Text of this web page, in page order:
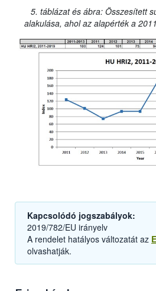
5. táblázat és ábra: Összesített
alakulása, ahol az alapérték a
Kapcsolódó jogszabályok:
2019/782/EU irányelv
A rendelet hatályos változatát az
olvashatják.